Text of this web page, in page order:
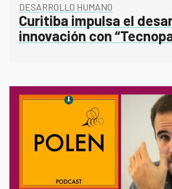
DESARROLLO HUMANO
Curitiba impulsa el
innovación con